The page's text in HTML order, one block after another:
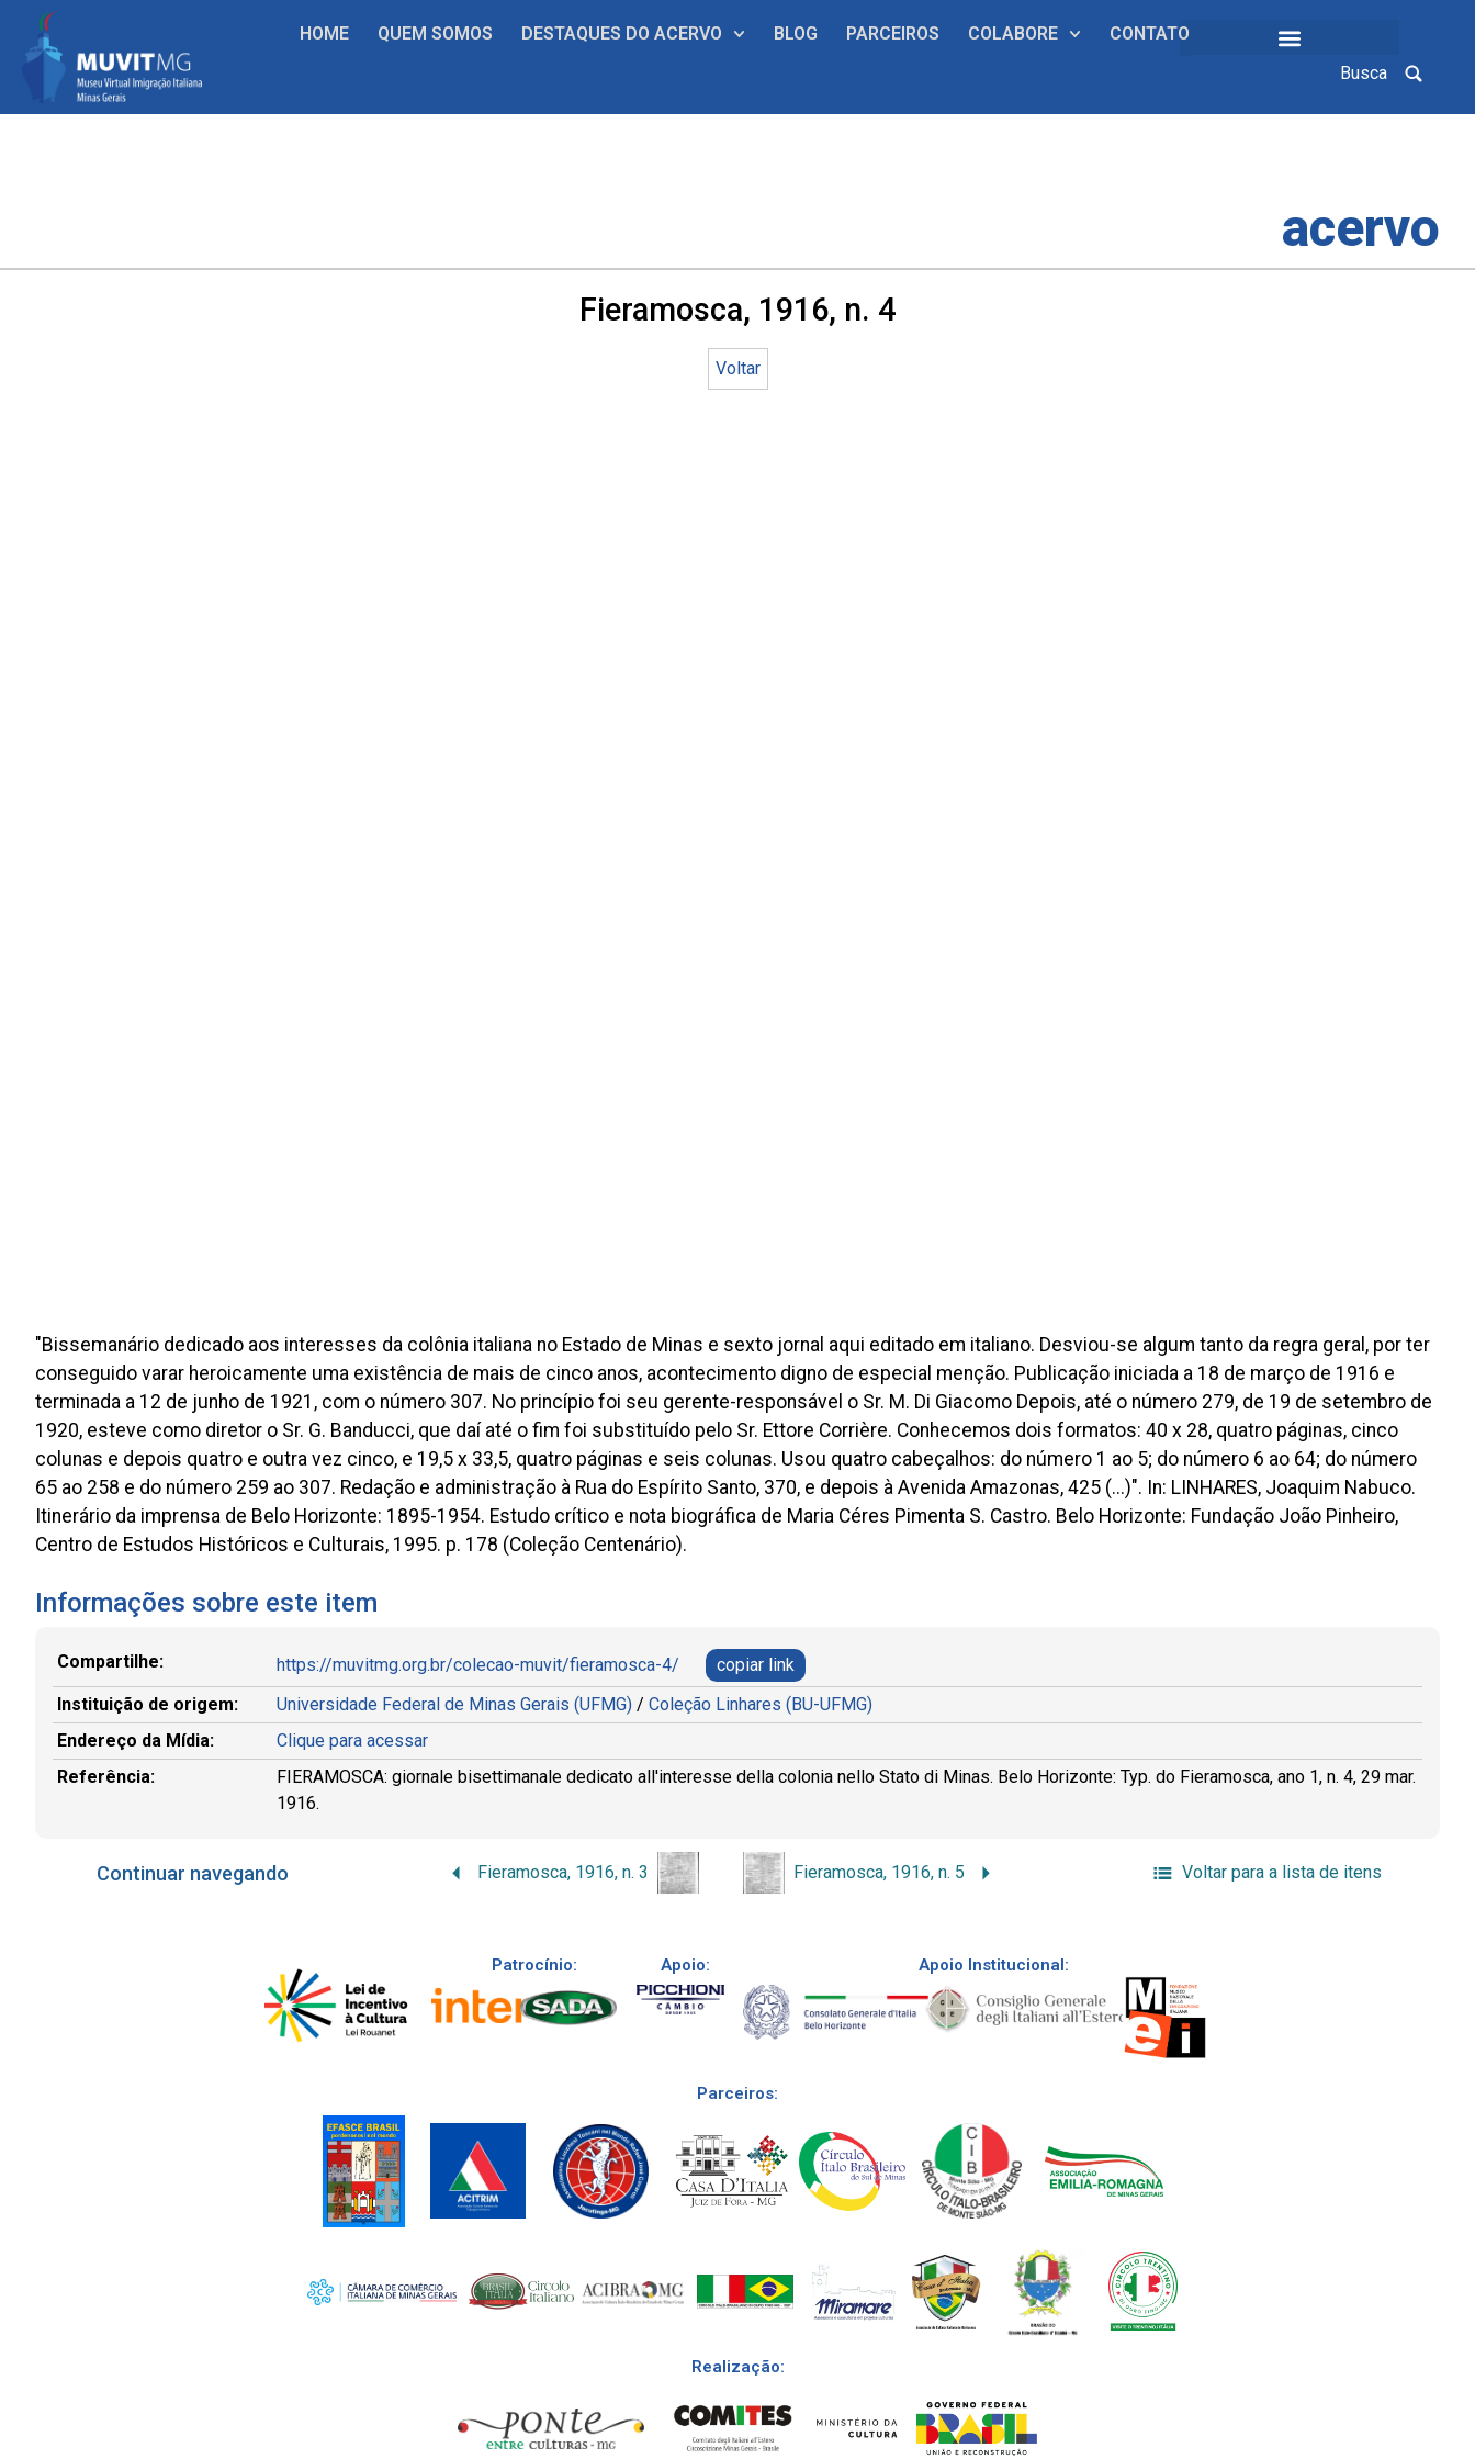
HOME QUEM SOMOS DESTAQUES DO ACERVO BLOG PARCEIROS COLABORE CONTATO
Busca
acervo
Fieramosca, 1916, n. 4
Voltar
"Bissemanário dedicado aos interesses da colônia italiana no Estado de Minas e sexto jornal aqui editado em italiano. Desviou-se algum tanto da regra geral, por ter
conseguido varar heroicamente uma existência de mais de cinco anos, acontecimento digno de especial menção. Publicação iniciada a 18 de março de 1916 e
terminada a 12 de junho de 1921, com o número 307. No princípio foi seu gerente-responsável o Sr. M. Di Giacomo Depois, até o número 279, de 19 de setembro de
1920, esteve como diretor o Sr. G. Banducci, que daí até o fim foi substituído pelo Sr. Ettore Corrière. Conhecemos dois formatos: 40 x 28, quatro páginas, cinco
colunas e depois quatro e outra vez cinco, e 19,5 x 33,5, quatro páginas e seis colunas. Usou quatro cabeçalhos: do número 1 ao 5; do número 6 ao 64; do número
65 ao 258 e do número 259 ao 307. Redação e administração à Rua do Espírito Santo, 370, e depois à Avenida Amazonas, 425 (...)". In: LINHARES, Joaquim Nabuco.
Itinerário da imprensa de Belo Horizonte: 1895-1954. Estudo crítico e nota biográfica de Maria Céres Pimenta S. Castro. Belo Horizonte: Fundação João Pinheiro,
Centro de Estudos Históricos e Culturais, 1995. p. 178 (Coleção Centenário).
Informações sobre este item
Compartilhe: https://muvitmg.org.br/colecao-muvit/fieramosca-4/
copiar link
Instituição de origem:
Universidade Federal de Minas Gerais (UFMG) / Coleção Linhares (BU-UFMG)
Endereço da Mídia:
Clique para acessar
Referência:
FIERAMOSCA: giornale bisettimanale dedicato all'interesse della colonia nello Stato di Minas. Belo Horizonte: Typ. do Fieramosca, ano 1, n. 4, 29 mar.
1916.
Continuar navegando Fieramosca, 1916, n. 3 Fieramosca, 1916, n. 5 Voltar para a lista de itens
Patrocínio: Apoio: Apoio Institucional:
Parceiros:
Realização: